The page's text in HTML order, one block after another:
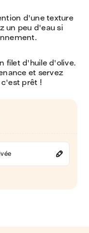
d'une texture
un peu d'eau si
filet d'huile d'olive.
et servez
c'est prêt !